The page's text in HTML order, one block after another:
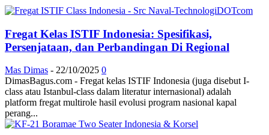
Fregat Kelas ISTIF Indonesia: Spesifikasi,
Persenjataan, dan Perbandingan Di Regional
Mas Dimas - 22/10/2025 0
DimasBagus.com - Fregat kelas ISTIF Indonesia (juga disebut I-
class atau Istanbul-class dalam literatur internasional) adalah
platform fregat multirole hasil evolusi program nasional kapal
perang...